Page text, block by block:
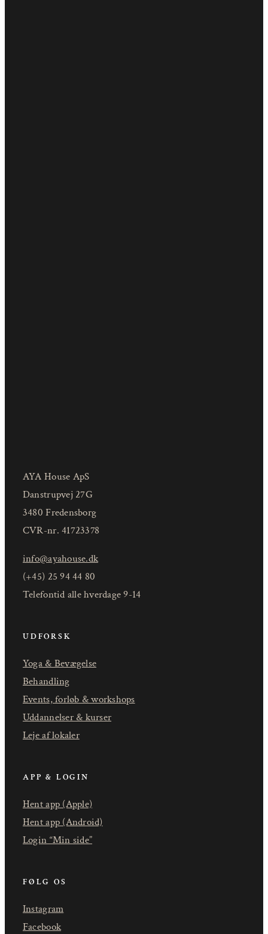
AYA House ApS
Danstrupvej 27G
3480 Fredensborg
CVR-nr. 41723378
info@ayahouse.dk
(+45) 25 94 44 80
Telefontid alle hverdage 9-14
UDFORSK
Yoga & Bevægelse
Behandling
Events, forløb & workshops
Uddannelser & kurser
Leje af lokaler
APP & LOGIN
Hent app (Apple)
Hent app (Android)
Login “Min side”
FØLG OS
Instagram
Facebook